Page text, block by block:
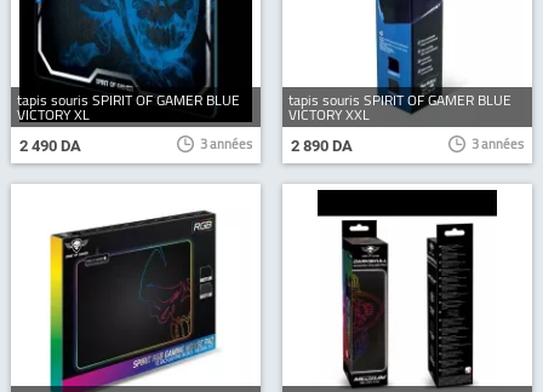
tapis souris SPIRIT OF GAMER BLUE
VICTORY XL
2 490 DA 3 années
tapis souris SPIRIT OF GAMER BLUE
VICTORY XXL
2 890 DA 3 années